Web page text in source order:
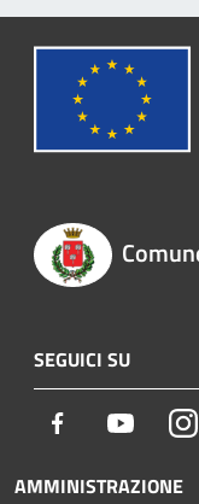
SEGUICI SU
Facebook Youtube
AMMINISTRAZIONE